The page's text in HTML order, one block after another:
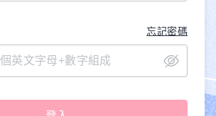
忘記密碼